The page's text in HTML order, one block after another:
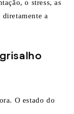
o stress, as
a
O estado do